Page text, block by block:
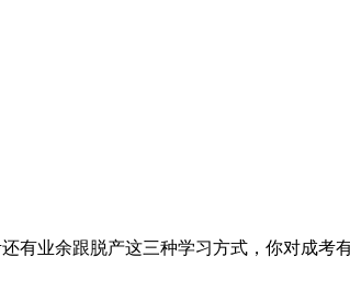
有业余跟脱产这三种学习方式，你对成考